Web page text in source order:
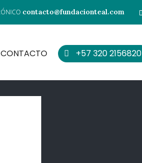
contacto@fundacionteal.com
CONTACTO +57 320 2156820